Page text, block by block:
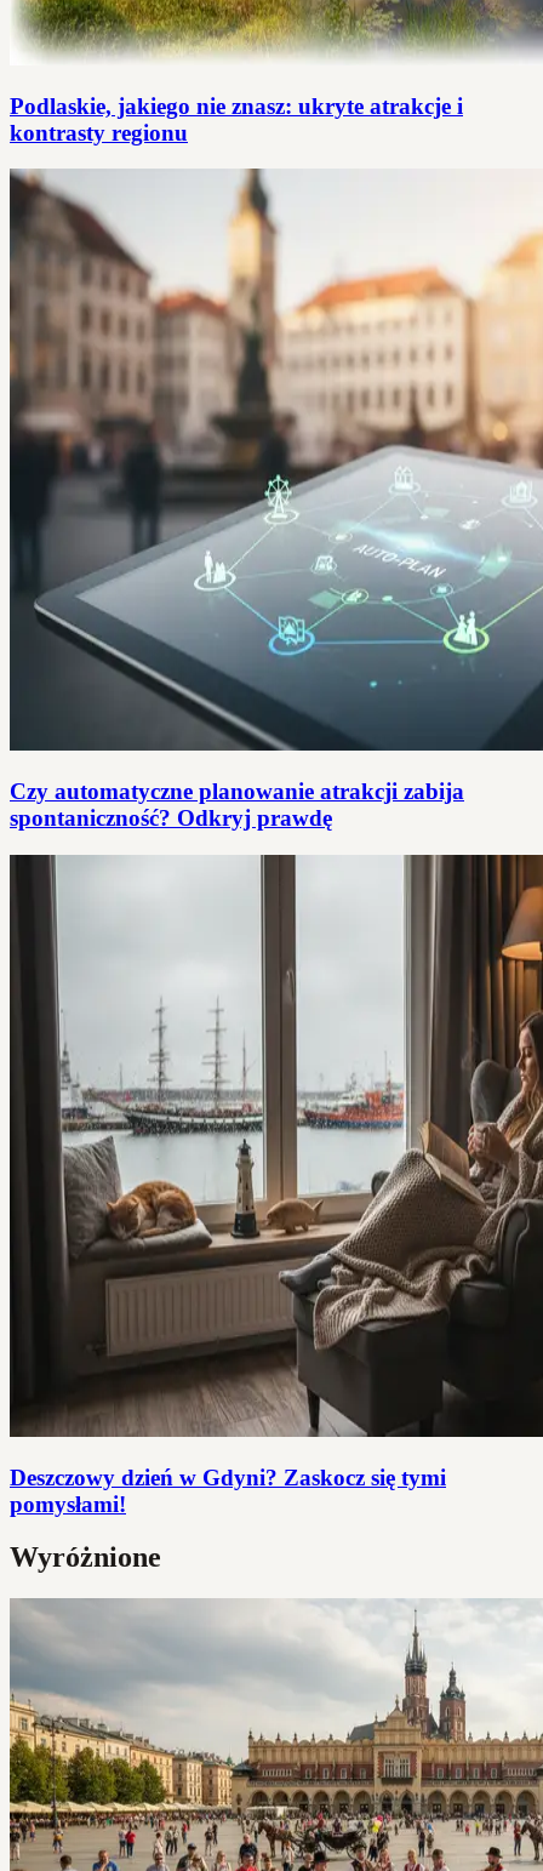
Podlaskie, jakiego nie znasz: ukryte atrakcje i
kontrasty regionu
Czy automatyczne planowanie atrakcji zabija
spontaniczność? Odkryj prawdę
Deszczowy dzień w Gdyni? Zaskocz się tymi
pomysłami!
Wyróżnione